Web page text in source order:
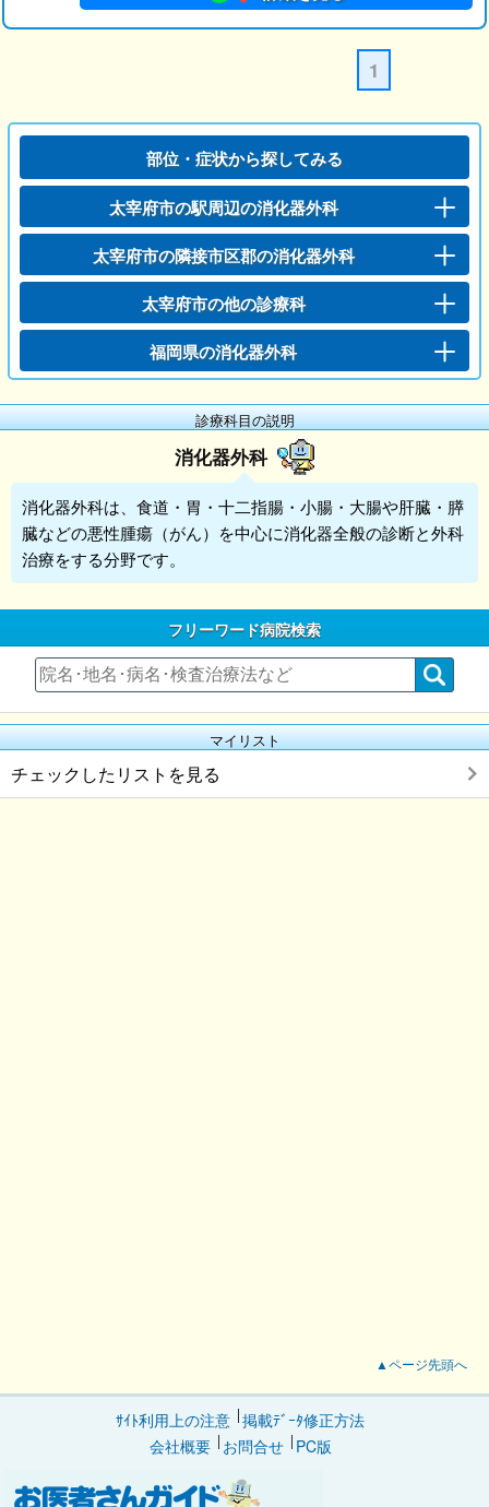
1
部位・症状から探してみる
太宰府市の駅周辺の消化器外科
太宰府市の隣接市区郡の消化器外科
太宰府市の他の診療科
福岡県の消化器外科
診療科目の説明
消化器外科
消化器外科は、食道・胃・十二指腸・小腸・大腸や肝臓・膵
臓などの悪性腫瘍（がん）を中心に消化器全般の診断と外科
治療をする分野です。
フリーワード病院検索
マイリスト
チェックしたリストを見る
▲ページ先頭へ
ｻｲﾄ利用上の注意 掲載ﾃﾞｰﾀ修正方法
会社概要
お問合せ PC版